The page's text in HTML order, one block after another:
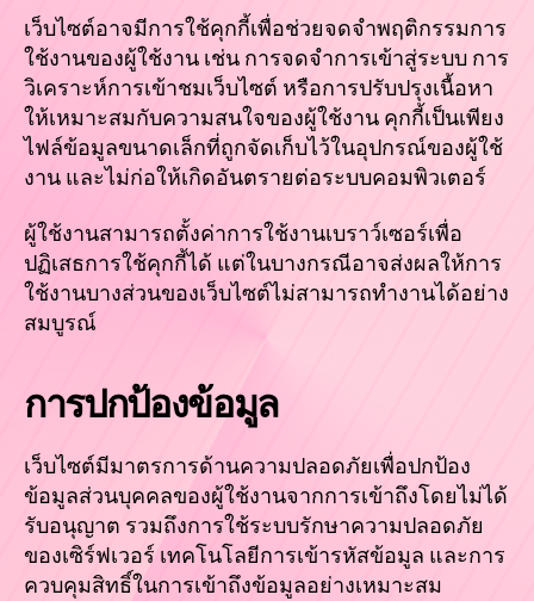
เว็บไซต์อาจมีการใช้คุกกี้เพื่อช่วยจดจำพฤติกรรมการ
ใช้งานของผู้ใช้งาน เช่น การจดจำการเข้าสู่ระบบ การ
วิเคราะห์การเข้าชมเว็บไซต์ หรือการปรับปรุงเนื้อหา
ให้เหมาะสมกับความสนใจของผู้ใช้งาน คุกกี้เป็นเพียง
ไฟล์ข้อมูลขนาดเล็กที่ถูกจัดเก็บไว้ในอุปกรณ์ของผู้ใช้
งาน และไม่ก่อให้เกิดอันตรายต่อระบบคอมพิวเตอร์
ผู้ใช้งานสามารถตั้งค่าการใช้งานเบราว์เซอร์เพื่อ
ปฏิเสธการใช้คุกกี้ได้ แต่ในบางกรณีอาจส่งผลให้การ
ใช้งานบางส่วนของเว็บไซต์ไม่สามารถทำงานได้อย่าง
สมบูรณ์
การปกป้องข้อมูล
เว็บไซต์มีมาตรการด้านความปลอดภัยเพื่อปกป้อง
ข้อมูลส่วนบุคคลของผู้ใช้งานจากการเข้าถึงโดยไม่ได้
รับอนุญาต รวมถึงการใช้ระบบรักษาความปลอดภัย
ของเซิร์ฟเวอร์ เทคโนโลยีการเข้ารหัสข้อมูล และการ
ควบคุมสิทธิ์ในการเข้าถึงข้อมูลอย่างเหมาะสม